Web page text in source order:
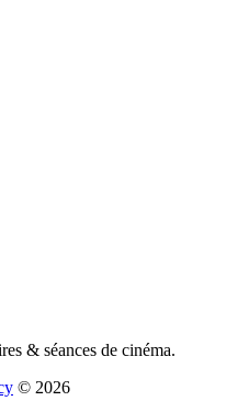
& séances de cinéma.
© 2026